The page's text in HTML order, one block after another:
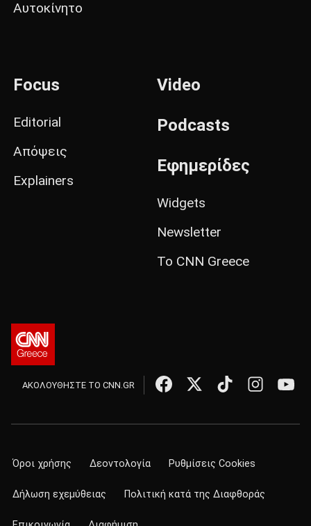
Αυτοκίνητο
Focus
Editorial
Απόψεις
Explainers
Video
Podcasts
Εφημερίδες
Widgets
Newsletter
Το CNN Greece
ΑΚΟΛΟΥΘΗΣΤΕ ΤΟ CNN.GR
Όροι χρήσης Δεοντολογία Ρυθμίσεις Cookies
Δήλωση εχεμύθειας Πολιτική κατά της Διαφθοράς